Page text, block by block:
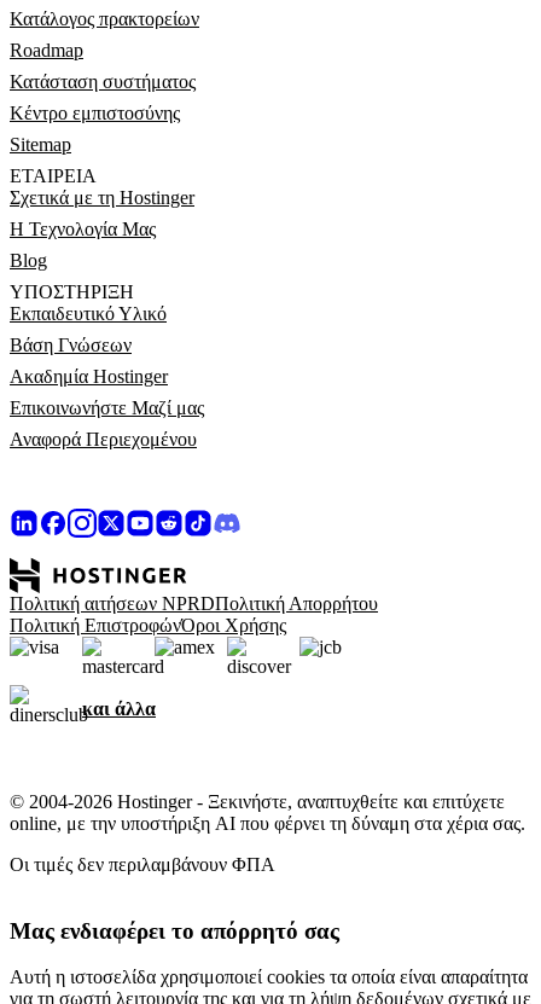
Κατάλογος πρακτορείων
Roadmap
Κατάσταση συστήματος
Κέντρο εμπιστοσύνης
Sitemap
ΕΤΑΙΡΕΊΑ
Σχετικά με τη Hostinger
Η Τεχνολογία Μας
Blog
ΥΠΟΣΤΉΡΙΞΗ
Εκπαιδευτικό Υλικό
Βάση Γνώσεων
Ακαδημία Hostinger
Επικοινωνήστε Μαζί μας
Αναφορά Περιεχομένου
Πολιτική αιτήσεων NPRDΠολιτική Απορρήτου
Πολιτική ΕπιστροφώνΌροι Χρήσης
και άλλα
© 2004-2026 Hostinger - Ξεκινήστε, αναπτυχθείτε και επιτύχετε
online, με την υποστήριξη AI που φέρνει τη δύναμη στα χέρια σας.
Οι τιμές δεν περιλαμβάνουν ΦΠΑ
Μας ενδιαφέρει το απόρρητό σας
Αυτή η ιστοσελίδα χρησιμοποιεί cookies τα οποία είναι απαραίτητα
για τη σωστή λειτουργία της και για τη λήψη δεδομένων σχετικά με